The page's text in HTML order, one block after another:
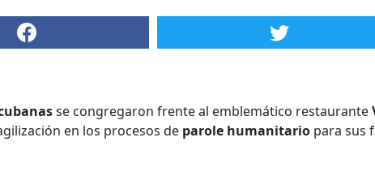
se congregaron frente al emblemático restaurante
en los procesos de parole humanitario para sus